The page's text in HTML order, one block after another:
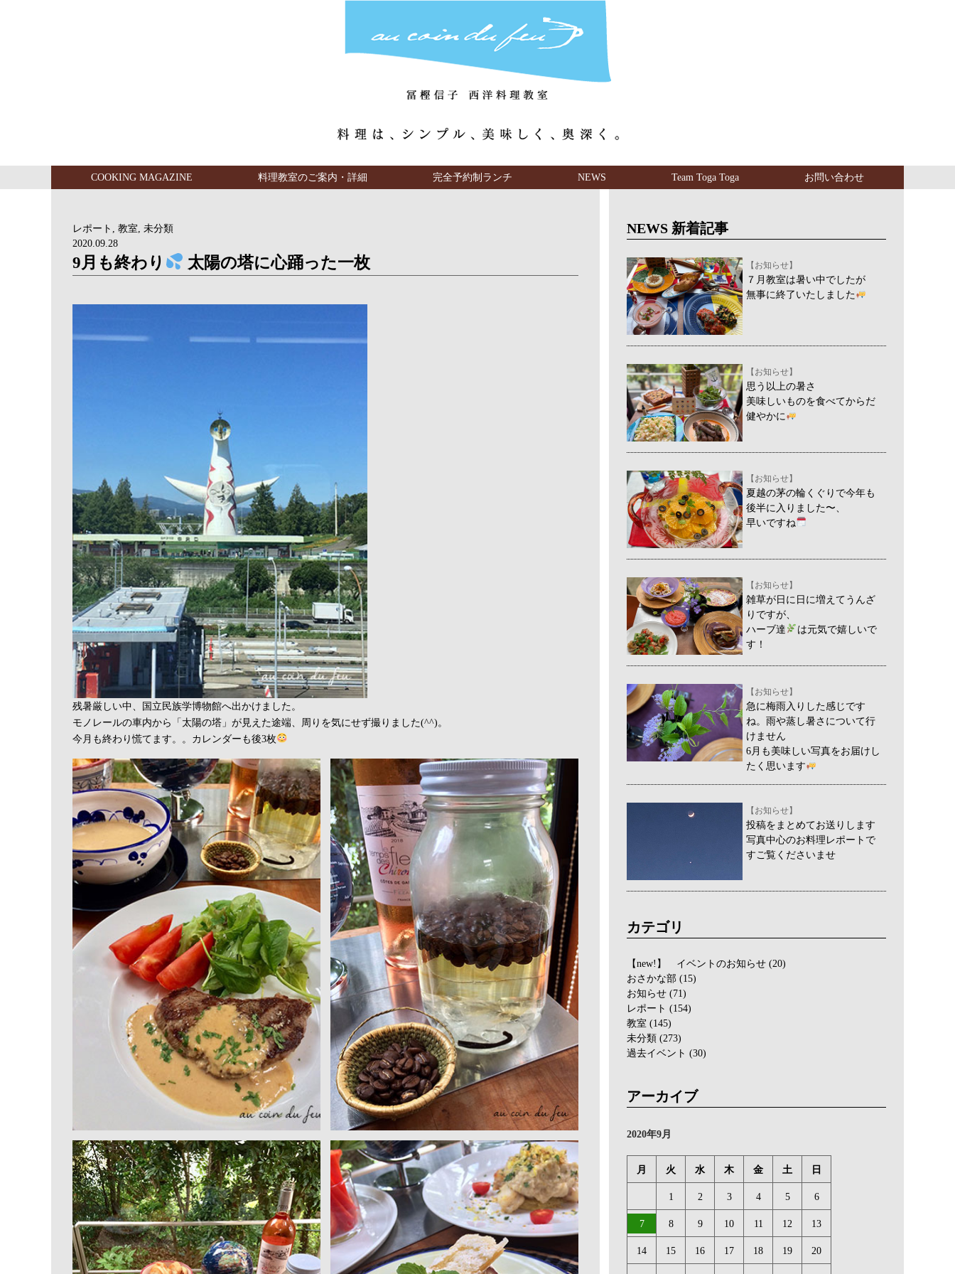
COOKING MAGAZINE 料理教室のご案内・詳細 完全予約制ランチ NEWS Team Toga Toga お問い合わせ
レポート 教室 未分類
2020.09.28
9月も終わり 太陽の塔に心踊った一枚
残暑厳しい中、国立民族学博物館へ出かけました。
モノレールの車内から「太陽の塔」が見えた途端、周りを気にせず撮りました(^^)。
今月も終わり慌てます。。カレンダーも後3枚
NEWS 新着記事
【お知らせ】
７月教室は暑い中でしたが
無事に終了いたしました
【お知らせ】
思う以上の暑さ
美味しいものを食べてからだ
健やかに
【お知らせ】
夏越の茅の輪くぐりで今年も
後半に入りました〜、
早いですね
【お知らせ】
雑草が日に日に増えてうんざ
りですが、
ハーブ達
は元気で嬉しいで
す！
【お知らせ】
急に梅雨入りした感じです
ね。雨や蒸し暑さについて行
けません
6月も美味しい写真をお届けし
たく思います
【お知らせ】
投稿をまとめてお送りします
写真中心のお料理レポートで
すご覧くださいませ
カテゴリ
【new!】 イベントのお知らせ (20)
おさかな部 (15)
お知らせ (71)
レポート (154)
教室 (145)
未分類 (273)
過去イベント (30)
アーカイブ
2020年9月
月 火 水 木 金 土 日
1 2 3 4 5 6
7 8 9 10 11 12 13
14 15 16 17 18 19 20